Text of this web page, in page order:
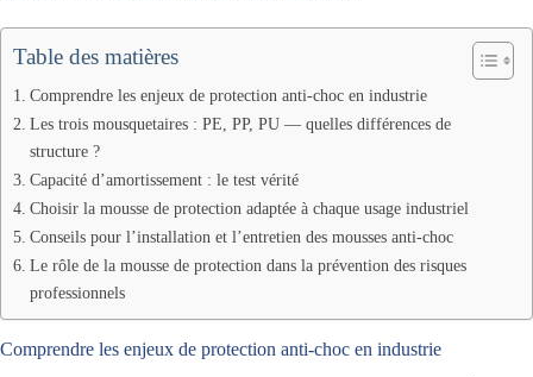
Table des matières
Comprendre les enjeux de protection anti-choc en industrie
Les trois mousquetaires : PE, PP, PU — quelles différences de
structure ?
Capacité d’amortissement : le test vérité
Choisir la mousse de protection adaptée à chaque usage industriel
Conseils pour l’installation et l’entretien des mousses anti-choc
Le rôle de la mousse de protection dans la prévention des risques
professionnels
Comprendre les enjeux de protection anti-choc en industrie